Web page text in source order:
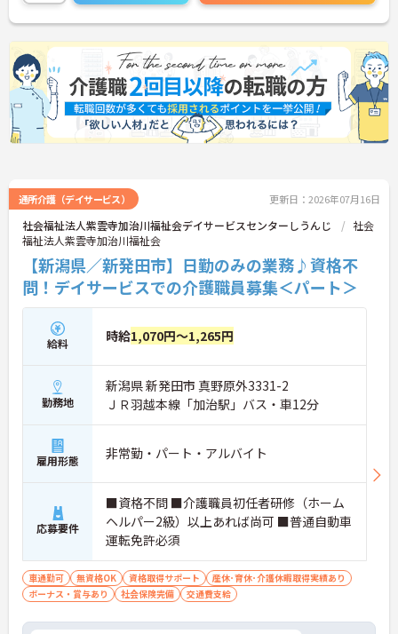
通所介護（デイサービス） 更新日：2026年07月16日
社会福祉法人紫雲寺加治川福祉会デイサービスセンターしうんじ
社会
福祉法人紫雲寺加治川福祉会
【新潟県／新発田市】日勤のみの業務♪資格不
問！デイサービスでの介護職員募集＜パート＞
給料 時給1,070円～1,265円
勤務地
新潟県 新発田市 真野原外3331-2
ＪＲ羽越本線「加治駅」バス・車12分
雇用形態 非常勤・パート・アルバイト
応募要件
■資格不問 ■介護職員初任者研修（ホーム
ヘルパー2級）以上あれば尚可 ■普通自動車
運転免許必須
車通勤可 無資格OK 資格取得サポート
産休･育休･介護休暇取得実績あり
ボーナス・賞与あり
社会保険完備 交通費支給